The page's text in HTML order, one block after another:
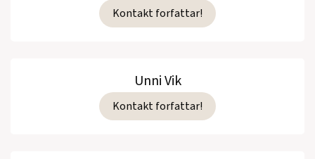
Kontakt forfattar!
Unni Vik
Kontakt forfattar!